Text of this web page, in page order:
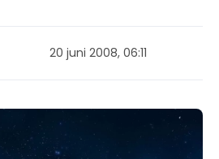
20 juni 2008, 06:11